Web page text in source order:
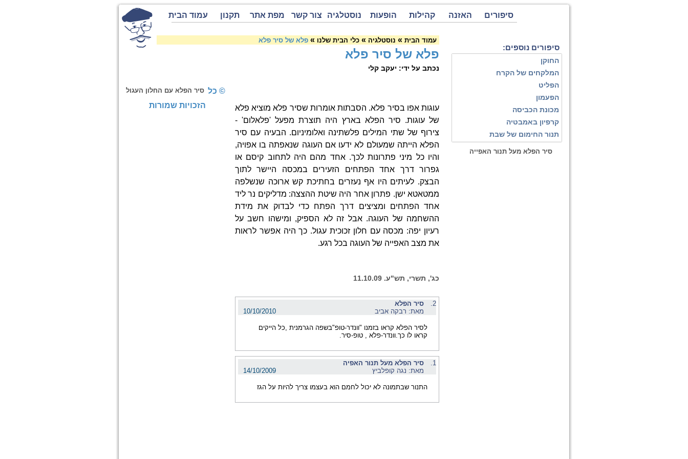
סיפורים האזנה קהילות הופעות נוסטלגיה צור קשר מפת אתר תקנון עמוד הבית
סיפורים נוספים:
החוקן
המלקחים של הקרח
הפליט
הפעמון
מכונת הכביסה
קרפיון באמבטיה
תנור החימום של שבת
סיר הפלא מעל תנור האפייה
עמוד הבית » נוסטלגיה » כלי הבית שלנו » פלא של סיר פלא
פלא של סיר פלא
נכתב על ידי: יעקב קלי
עוגות אפו בסיר פלא. הסבתות אומרות שסיר פלא מוציא פלא
של עוגות. סיר הפלא בארץ היה תוצרת מפעל 'פלאלום' -
צירוף של שתי המילים פלשתינה ואלומיניום. הבעיה עם סיר
הפלא הייתה שמעולם לא ידעו אם העוגה שנאפתה בו אפויה,
והיו כל מיני פתרונות לכך. אחד מהם היה לתחוב קיסם או
גפרור דרך אחד הפתחים הזעירים במכסה היישר לתוך
הבצק. לעיתים היו אף נעזרים בחתיכת קש ארוכה שנשלפה
ממטאטא ישן. פתרון אחר היה שיטת ההצצה: מדליקים נר ליד
אחד הפתחים ומציצים דרך הפתח כדי לבדוק את מידת
ההשחמה של העוגה. אבל זה לא הספיק, ומישהו חשב על
רעיון יפה: מכסה עם חלון זכוכית עגול. כך היה אפשר לראות
את מצב האפייה של העוגה בכל רגע.
סיר הפלא עם החלון העגול © כל
הזכויות שמורות
כג', תשרי, תש"ע. 11.10.09
2.
סיר הפלא
מאת: רבקה אביב
10/10/2010
לסיר הפלא קראו בזמנו "וונדר-טופ"בשפה הגרמנית ,כל הייקים
קראו לו כך.וונדר-פלא , טופ-סיר.
1.
סיר הפלא מעל תנור האפיה
מאת: נגה קופלביץ
14/10/2009
התנור שבתמונה לא יכול לחמם הוא בעצמו צריך להיות על הגז